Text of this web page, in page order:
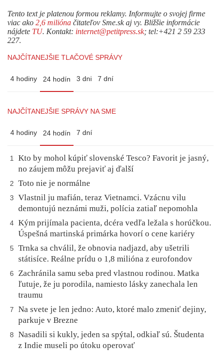
Tento text je platenou formou reklamy. Informujte o svojej firme
viac ako 2,6 milióna čitateľov Sme.sk aj vy. Bližšie informácie
nájdete TU. Kontakt: internet@petitpress.sk; tel:+421 2 59 233
227.
NAJČÍTANEJŠIE TLAČOVÉ SPRÁVY
4 hodiny 24 hodín 3 dni 7 dní
NAJČÍTANEJŠIE SPRÁVY NA SME
4 hodiny 24 hodín 7 dní
1
Kto by mohol kúpiť slovenské Tesco? Favorit je jasný,
no záujem môžu prejaviť aj ďalší
2 Toto nie je normálne
3
Vlastnil ju mafián, teraz Vietnamci. Vzácnu vilu
demontujú neznámi muži, polícia zatiaľ nepomohla
4 Kým prijímala pacienta, dcéra vedľa ležala s horúčkou.
Úspešná martinská primárka hovorí o cene kariéry
5
Trnka sa chválil, že obnovia nadjazd, aby ušetrili
státisíce. Reálne prídu o 1,8 milióna z eurofondov
6
Zachránila samu seba pred vlastnou rodinou. Matka
ľutuje, že ju porodila, namiesto lásky zanechala len
traumu
7
Na svete je len jedno: Auto, ktoré malo zmeniť dejiny,
parkuje v Brezne
8
Nasadili si kukly, jeden sa spýtal, odkiaľ sú. Študenta
z Indie museli po útoku operovať